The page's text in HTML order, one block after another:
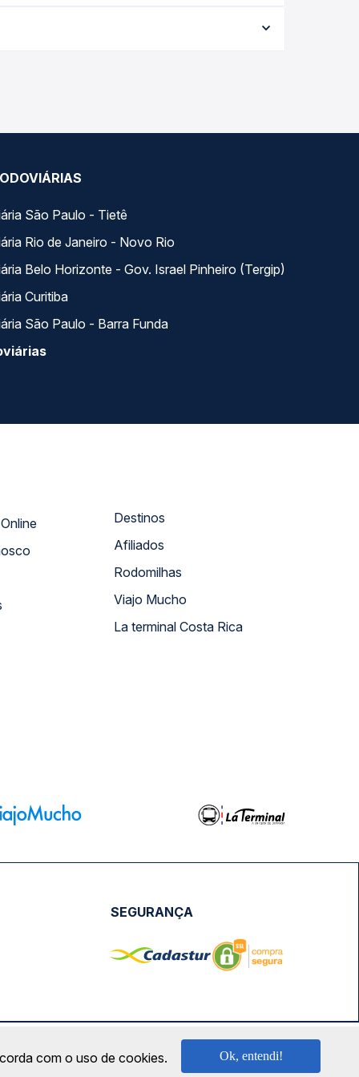
e garante a melhor oferta para o seu roteiro.
São Paulo - Tietê
Rio de Janeiro - Novo Rio
Belo Horizonte - Gov. Israel Pinheiro (Tergip)
Curitiba
São Paulo - Barra Funda
Atendimento Online
Destinos
Afiliados
Rodomilhas
Viajo Mucho
La terminal Costa Rica
SEGURANÇA
0001-57 | saconibus@queropassagem.com.br
com o uso de cookies. Ok, entendi!